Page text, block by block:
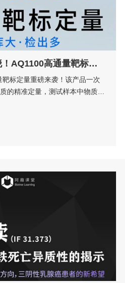
AQ1100高通量靶标定
标定量重磅来袭！该产品一次
的精准定量，测试样本中物质检
不仅是检测通量的数字飞跃，更